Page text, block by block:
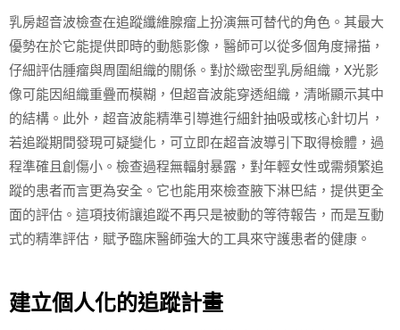
乳房超音波檢查在追蹤纖維腺瘤上扮演無可替代的角色。其最大
優勢在於它能提供即時的動態影像，醫師可以從多個角度掃描，
仔細評估腫瘤與周圍組織的關係。對於緻密型乳房組織，X光影
像可能因組織重疊而模糊，但超音波能穿透組織，清晰顯示其中
的結構。此外，超音波能精準引導進行細針抽吸或核心針切片，
若追蹤期間發現可疑變化，可立即在超音波導引下取得檢體，過
程準確且創傷小。檢查過程無輻射暴露，對年輕女性或需頻繁追
蹤的患者而言更為安全。它也能用來檢查腋下淋巴結，提供更全
面的評估。這項技術讓追蹤不再只是被動的等待報告，而是互動
式的精準評估，賦予臨床醫師強大的工具來守護患者的健康。
建立個人化的追蹤計畫